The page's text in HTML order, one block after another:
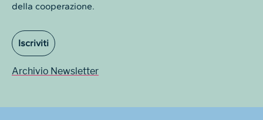
della cooperazione.
Iscriviti
Archivio Newsletter